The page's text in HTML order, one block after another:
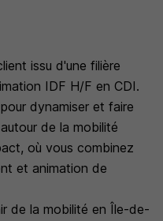
issu d'une filière
IDF H/F en CDI.
dynamiser et faire
de la mobilité
où vous combinez
et animation de
de la mobilité en Île-de-